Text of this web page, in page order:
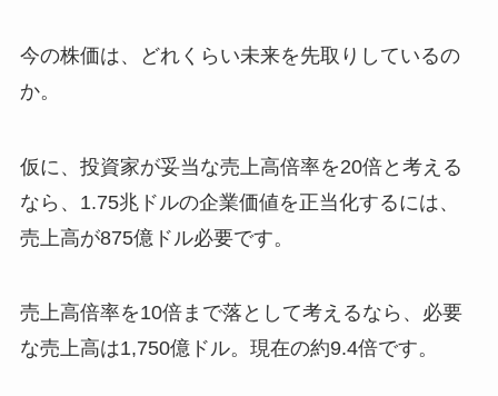
今の株価は、どれくらい未来を先取りしているの
か。
仮に、投資家が妥当な売上高倍率を20倍と考える
なら、1.75兆ドルの企業価値を正当化するには、
売上高が875億ドル必要です。
売上高倍率を10倍まで落として考えるなら、必要
な売上高は1,750億ドル。現在の約9.4倍です。